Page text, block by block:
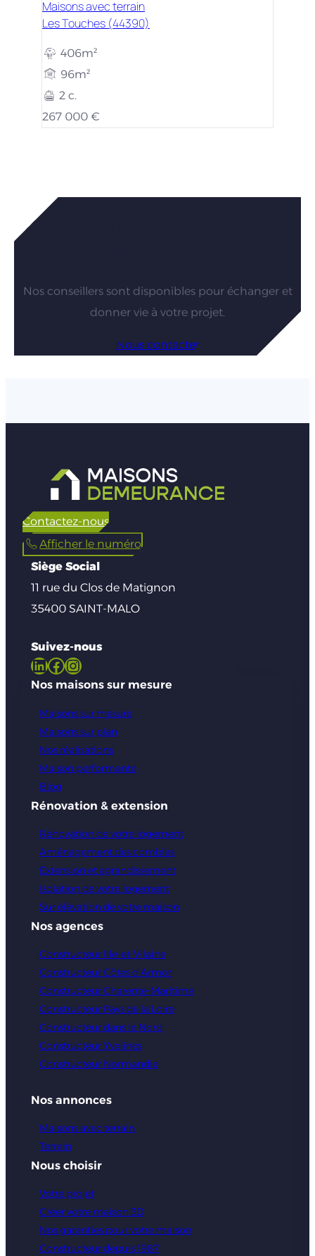
Maisons avec terrain
Les Touches (44390)
406m²
96m²
2 c.
267 000 €
Vous êtes intéressés par nos
Nos conseillers sont disponibles pour échanger et
donner vie à votre projet.
Nous contacter
Contactez-nous
Afficher le numéro
Siège Social
11 rue du Clos de Matignon
35400 SAINT-MALO
Suivez-nous
LinkedIn Facebook Instagram
Nos maisons sur mesure
Maisons sur mesure
Maisons sur plan
Nos réalisations
Maison performante
Blog
Rénovation & extension
Rénovation de votre logement
Aménagement des combles
Extension et agrandissement
Isolation de votre logement
Sur élévation de votre maison
Nos agences
Constructeur Ille-et-Vilaine
Constructeur Côtes d’Armor
Constructeur Charente-Maritime
Constructeur Pays de la Loire
Constructeur dans le Nord
Constructeur Yvelines
Constructeur Normandie
Nos annonces
Maisons avec terrain
Terrain
Nous choisir
Votre projet
Créer votre maison 3D
Nos garanties pour votre maison
Constructeur depuis 1987